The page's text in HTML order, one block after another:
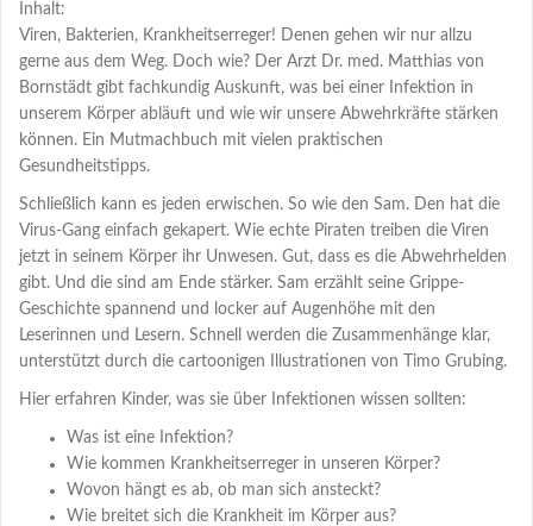
Inhalt:
Viren, Bakterien, Krankheitserreger! Denen gehen wir nur allzu
gerne aus dem Weg. Doch wie? Der Arzt Dr. med. Matthias von
Bornstädt gibt fachkundig Auskunft, was bei einer Infektion in
unserem Körper abläuft und wie wir unsere Abwehrkräfte stärken
können. Ein Mutmachbuch mit vielen praktischen
Gesundheitstipps.
Schließlich kann es jeden erwischen. So wie den Sam. Den hat die
Virus-Gang einfach gekapert. Wie echte Piraten treiben die Viren
jetzt in seinem Körper ihr Unwesen. Gut, dass es die Abwehrhelden
gibt. Und die sind am Ende stärker. Sam erzählt seine Grippe-
Geschichte spannend und locker auf Augenhöhe mit den
Leserinnen und Lesern. Schnell werden die Zusammenhänge klar,
unterstützt durch die cartoonigen Illustrationen von Timo Grubing.
Hier erfahren Kinder, was sie über Infektionen wissen sollten:
Was ist eine Infektion?
Wie kommen Krankheitserreger in unseren Körper?
Wovon hängt es ab, ob man sich ansteckt?
Wie breitet sich die Krankheit im Körper aus?